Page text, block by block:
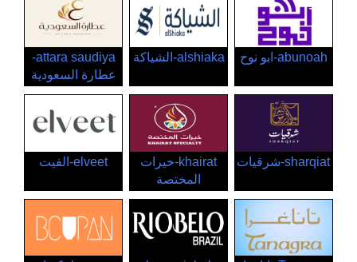
abunoah-ابو نوح alshiaka-الشياكة
attara saudiya-
عطارة السعودية
sharqiat-شرقيات
khairat-خيرات
المختصة
elveet-الفيت